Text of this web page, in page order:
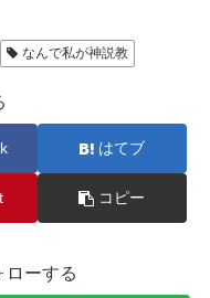
なんで私が神説教
はてブ
コピー
ローする